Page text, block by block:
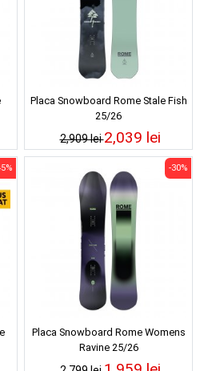
Placa Snowboard Rome Stale Fish
25/26
2,909 lei2,039 lei
Placa Snowboard Rome Womens
Ravine 25/26
-30%